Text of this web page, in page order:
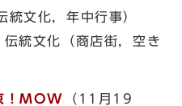
統文化，年中行事）
統文化（商店街，空き
！MOW
（11月19